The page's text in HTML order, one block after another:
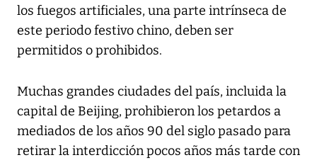
los fuegos artificiales, una parte intrínseca de
este periodo festivo chino, deben ser
permitidos o prohibidos.
Muchas grandes ciudades del país, incluida la
capital de Beijing, prohibieron los petardos a
mediados de los años 90 del siglo pasado para
retirar la interdicción pocos años más tarde con